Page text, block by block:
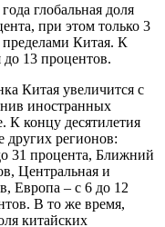
глобальная доля
при этом только 3
пределами Китая. К
до 13 процентов.
Китая увеличится с
иностранных
К концу десятилетия
других регионов:
31 процента, Ближний
Центральная и
Европа – с 6 до 12
В то же время,
китайских